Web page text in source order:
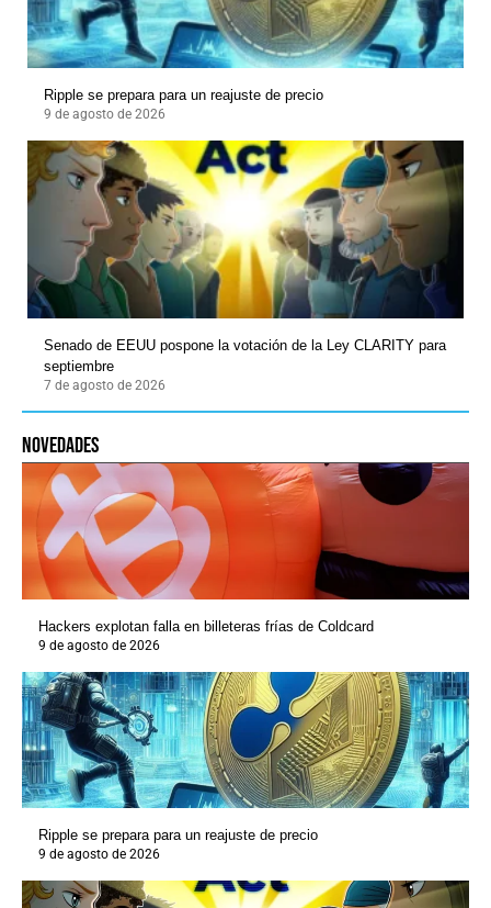
Ripple se prepara para un reajuste de precio
9 de agosto de 2026
Senado de EEUU pospone la votación de la Ley CLARITY para
septiembre
7 de agosto de 2026
novedades
Hackers explotan falla en billeteras frías de Coldcard
9 de agosto de 2026
Ripple se prepara para un reajuste de precio
9 de agosto de 2026